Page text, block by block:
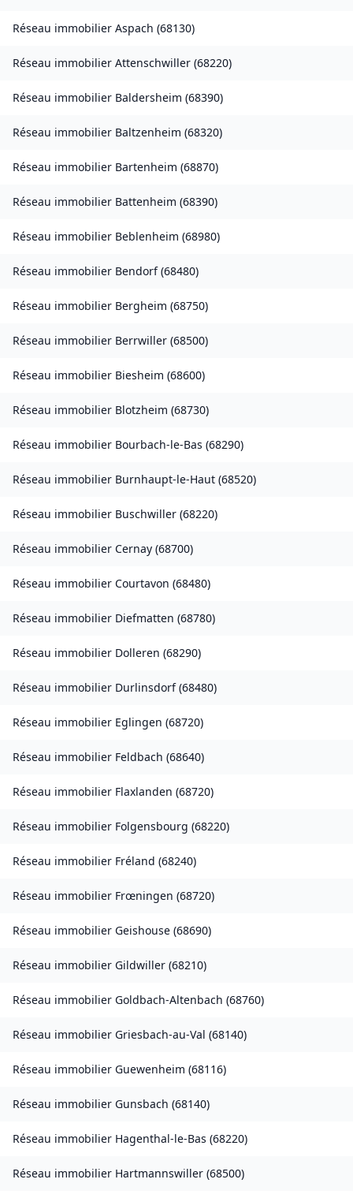
Réseau immobilier Aspach (68130)
Réseau immobilier Attenschwiller (68220)
Réseau immobilier Baldersheim (68390)
Réseau immobilier Baltzenheim (68320)
Réseau immobilier Bartenheim (68870)
Réseau immobilier Battenheim (68390)
Réseau immobilier Beblenheim (68980)
Réseau immobilier Bendorf(68480)
Réseau immobilier Bergheim (68750)
Réseau immobilier Berrwiller (68500)
Réseau immobilier Biesheim (68600)
Réseau immobilier Blotzheim (68730)
Réseau immobilier Bourbach-le-Bas (68290)
Réseau immobilier Burnhaupt-le-Haut (68520)
Réseau immobilier Buschwiller (68220)
Réseau immobilier Cernay (68700)
Réseau immobilier Courtavon (68480)
Réseau immobilier Diefmatten (68780)
Réseau immobilier Dolleren (68290)
Réseau immobilier Durlinsdorf(68480)
Réseau immobilier Eglingen (68720)
Réseau immobilier Feldbach (68640)
Réseau immobilier Flaxlanden (68720)
Réseau immobilier Folgensbourg (68220)
Réseau immobilier Fréland (68240)
Réseau immobilier Frœningen (68720)
Réseau immobilier Geishouse (68690)
Réseau immobilier Gildwiller (68210)
Réseau immobilier Goldbach-Altenbach (68760)
Réseau immobilier Griesbach-au-Val (68140)
Réseau immobilier Guewenheim (68116)
Réseau immobilier Gunsbach (68140)
Réseau immobilier Hagenthal-le-Bas (68220)
Réseau immobilier Hartmannswiller (68500)